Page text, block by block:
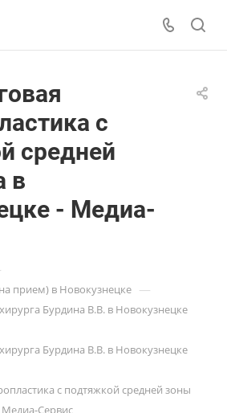
с
средней
в
- Медиа-
прием) в Новокузнецке —
Бурдина В.В. в Новокузнецке
Бурдина В.В. в Новокузнецке
с подтяжкой средней зоны
Сервис